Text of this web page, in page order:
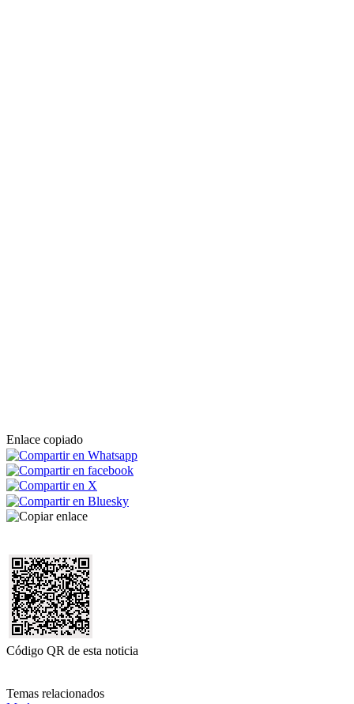
Enlace copiado
Código QR de esta noticia
Temas relacionados